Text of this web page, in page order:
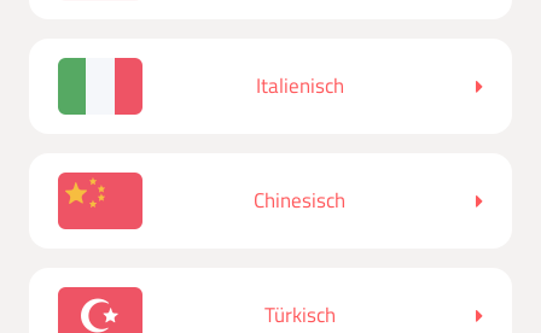
Italienisch
Chinesisch
Türkisch